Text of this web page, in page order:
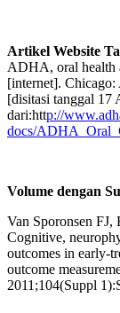
Artikel Website
ADHA, oral health
[internet]. Chicago:
[disitasi tanggal 17
dari:http://
docs/
Volume dengan
Van Sporonsen
Cognitive,
outcomes in early-
outcome
2011;104(Suppl